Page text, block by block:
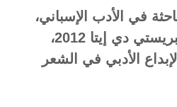
في الأدب الإسباني،
حصلت على جائزة أركيبريستي دي إيتا 2012،
الأدبي في الشعر